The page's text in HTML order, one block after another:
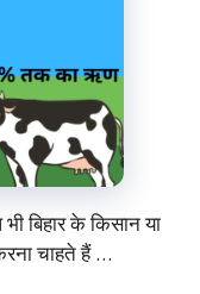
बिहार के किसान या
चाहते हैं …